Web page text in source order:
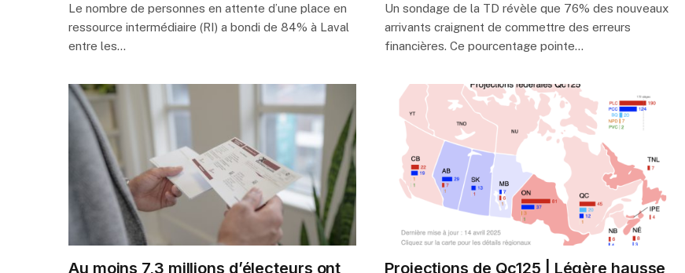
Le nombre de personnes en attente d’une place en
ressource intermédiaire (RI) a bondi de 84% à Laval
entre les…
Un sondage de la TD révèle que 76% des nouveaux
arrivants craignent de commettre des erreurs
financières. Ce pourcentage pointe…
Au moins 7,3 millions d’électeurs ont
Projections de Qc125 | Légère hausse